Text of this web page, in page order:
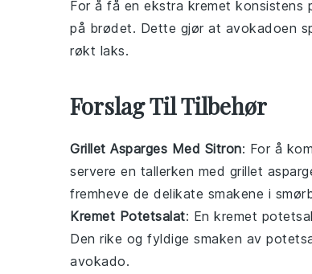
For å få en ekstra kremet konsistens
på brødet. Dette gjør at avokadoen
røkt laks.
Forslag Til Tilbehør
Grillet Asparges Med Sitron: For å
servere en tallerken med grillet
fremheve de delikate smakene i
Kremet Potetsalat: En kremet
Den rike og fyldige smaken av
avokado.